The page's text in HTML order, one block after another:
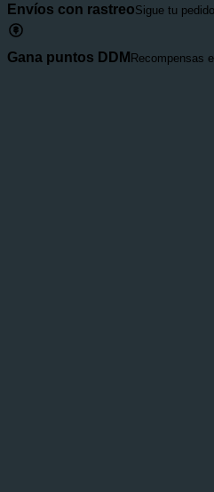
Envíos con rastreoSigue tu
Gana puntos DDM Recompensas